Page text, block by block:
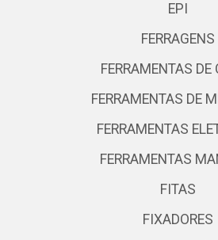
EPI
FERRAGENS
FERRAMENTAS DE
FERRAMENTAS DE
FERRAMENTAS
FERRAMENTAS
FITAS
FIXADORES